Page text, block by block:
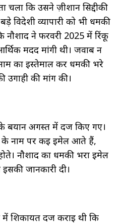
कि उसने ज़ीशान सिद्दीकी
विदेशी व्यापारी को भी धमकी
नौशाद ने फरवरी 2025 में रिंकू
मदद मांगी थी। जवाब न
का इस्तेमाल कर धमकी भरे
की मांग की।
बयान अगस्त में दर्ज किए गए।
के नाम पर कई ईमेल आते हैं,
नौशाद का धमकी भरा ईमेल
जानकारी दी।
में शिकायत दर्ज कराई थी कि